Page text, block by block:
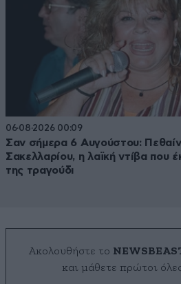
06·08·2026 00:09
Σαν σήμερα 6 Αυγούστου:
Σακελλαρίου, η λαϊκή ντίβα που
της τραγούδι
Ακολουθήστε το
και μάθετε πρώτοι